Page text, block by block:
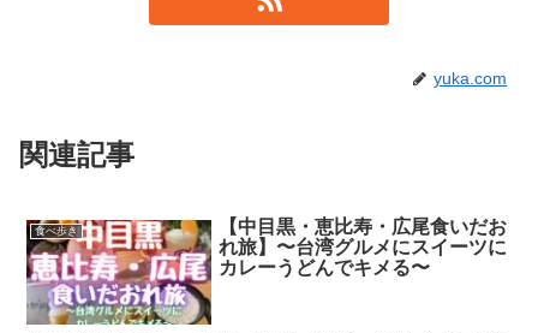
yuka.com
関連記事
食べ歩き
【中目黒・恵比寿・広尾食いだお
れ旅】〜台湾グルメにスイーツに
カレーうどんでキメる〜